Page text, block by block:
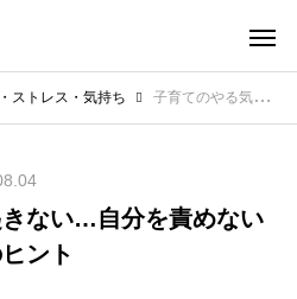
ストレス・気持ち 子育てのやる気が起きない…自分を責めないで！立ち直るためのヒント
ない…自分を責めない
ント